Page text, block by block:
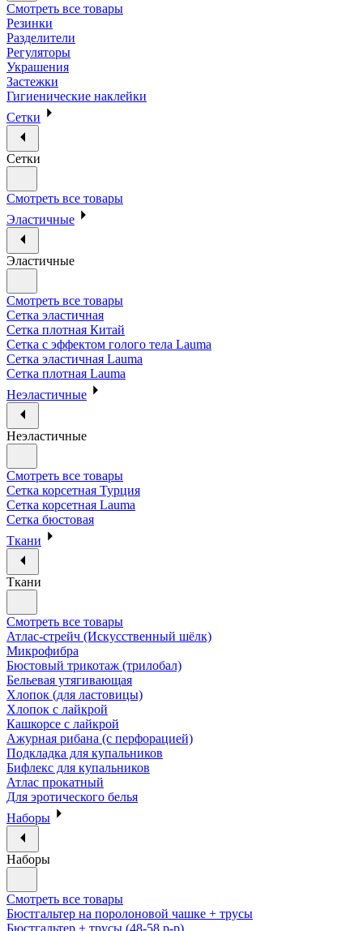
Смотреть все товары
Резинки
Разделители
Регуляторы
Украшения
Застежки
Гигиенические наклейки
Сетки
Сетки
Смотреть все товары
Эластичные
Эластичные
Смотреть все товары
Сетка эластичная
Сетка плотная Китай
Сетка с эффектом голого тела Lauma
Сетка эластичная Lauma
Сетка плотная Lauma
Неэластичные
Неэластичные
Смотреть все товары
Сетка корсетная Турция
Сетка корсетная Lauma
Сетка бюстовая
Ткани
Ткани
Смотреть все товары
Атлас-стрейч (Искусственный шёлк)
Микрофибра
Бюстовый трикотаж (трилобал)
Бельевая утягивающая
Хлопок (для ластовицы)
Хлопок с лайкрой
Кашкорсе с лайкрой
Ажурная рибана (с перфорацией)
Подкладка для купальников
Бифлекс для купальников
Атлас прокатный
Для эротического белья
Наборы
Наборы
Смотреть все товары
Бюстгальтер на поролоновой чашке + трусы
Бюстгальтер + трусы (48-58 р-р)